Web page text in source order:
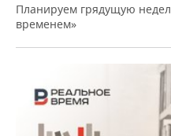
Планируем грядущую
временем»